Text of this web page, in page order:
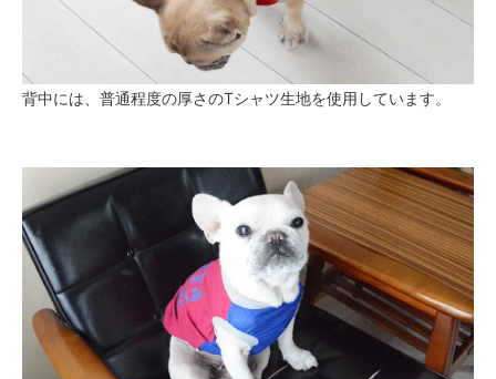
背中には、普通程度の厚さのTシャツ生地を使用しています。